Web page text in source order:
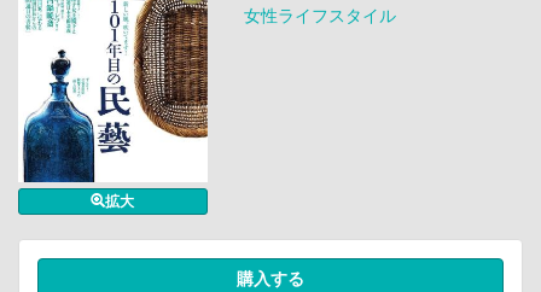
拡大
女性ライフスタイル
購入する